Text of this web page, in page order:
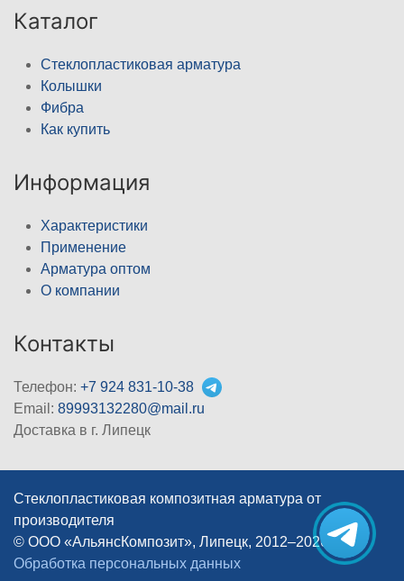
Каталог
Стеклопластиковая арматура
Колышки
Фибра
Как купить
Информация
Характеристики
Применение
Арматура оптом
О компании
Контакты
Телефон: +7 924 831-10-38
Email: 89993132280@mail.ru
Доставка в г. Липецк
Стеклопластиковая композитная арматура от
производителя
© ООО «АльянсКомпозит», Липецк, 2012–2026 |
Обработка персональных данных